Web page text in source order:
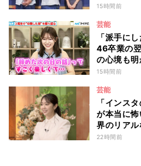
15時間前
芸能
「派手に
46卒業の
の心境も明
15時間前
芸能
「インス
が本当に
界のリア
マ園』特別
22時間前